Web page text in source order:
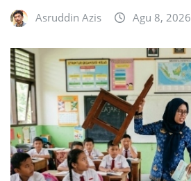
Asruddin Azis Agu 8, 2026